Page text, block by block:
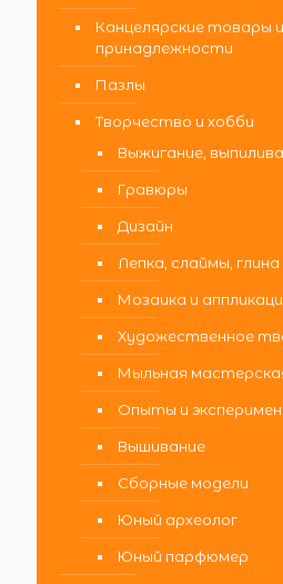
Канцелярские товары
принадлежности
Пазлы
Творчество и хобби
Выжигание,
Гравюры
Дизайн
Лепка, слаймы, глина
Мозаика и
Художественное
Мыльная
Опыты и
Вышивание
Сборные модели
Юный археолог
Юный парфюмер